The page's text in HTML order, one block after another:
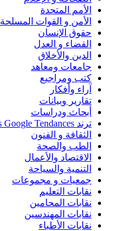
الأمم المتحدة
الأمن و القوات المسلحة
حقوق الإنسان
القضاء و العدل
الدين والأخلاق
جامعات ومعاهد
كتب ومراجيع
آراء وأفكار
تقارير وبيانات
أبحاث ودراسات
ترند Trends Google Tendances
الثقافة و الفنون
الطب والصحة
الاقتصاد والأعمال
التنمية والسياحة
جمعيات و مجموعات
نقابات التعليم
نقابات المحامين
نقابات المهندسين
نقابات الأطباء